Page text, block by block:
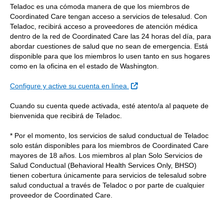
Teladoc es una cómoda manera de que los miembros de
Coordinated Care tengan acceso a servicios de telesalud. Con
Teladoc, recibirá acceso a proveedores de atención médica
dentro de la red de Coordinated Care las 24 horas del día, para
abordar cuestiones de salud que no sean de emergencia. Está
disponible para que los miembros lo usen tanto en sus hogares
como en la oficina en el estado de Washington.
Configure y active su cuenta en línea. Sitio Externo
Cuando su cuenta quede activada, esté atento/a al paquete de
bienvenida que recibirá de Teladoc.
* Por el momento, los servicios de salud conductual de Teladoc
solo están disponibles para los miembros de Coordinated Care
mayores de 18 años. Los miembros al plan Solo Servicios de
Salud Conductual (Behavioral Health Services Only, BHSO)
tienen cobertura únicamente para servicios de telesalud sobre
salud conductual a través de Teladoc o por parte de cualquier
proveedor de Coordinated Care.